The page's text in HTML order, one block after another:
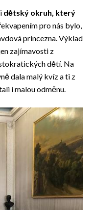
dětský okruh, který
pro nás bylo,
princezna. Výklad
zajímavosti z
dětí. Na
dala malý kvíz a ti z
i malou odměnu.